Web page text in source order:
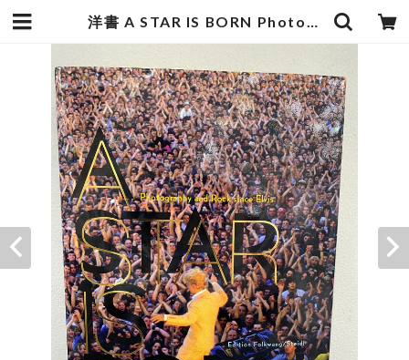
洋書 A STAR IS BORN Photography and Rock since Elvis | zbooks